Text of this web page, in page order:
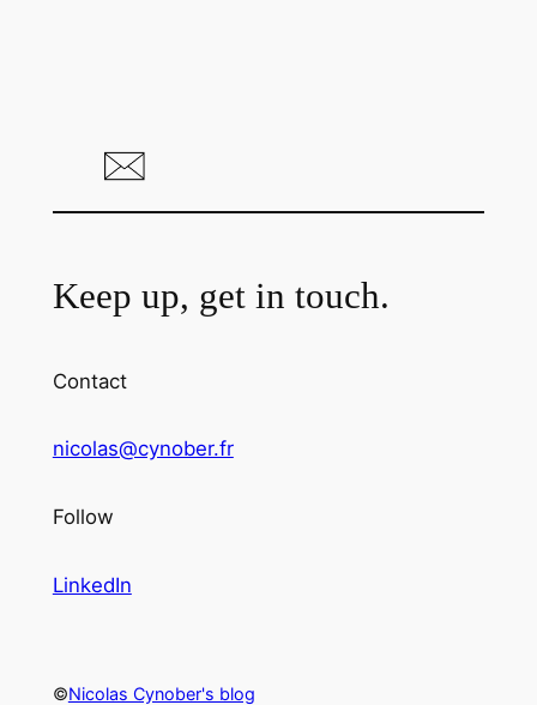
Keep up, get in touch.
Contact
nicolas@cynober.fr
Follow
LinkedIn
©Nicolas Cynober's blog